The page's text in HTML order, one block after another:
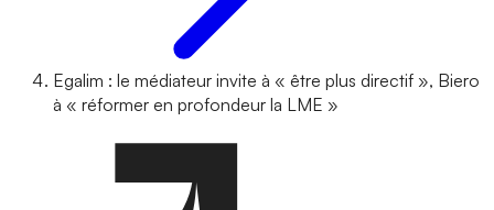
Egalim : le médiateur invite à « être plus directif », Biero
à « réformer en profondeur la LME »